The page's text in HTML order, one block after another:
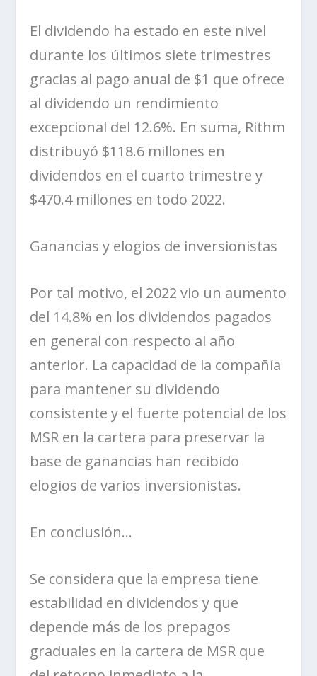
El dividendo ha estado en este nivel
durante los últimos siete trimestres
gracias al pago anual de $1 que ofrece
al dividendo un rendimiento
excepcional del 12.6%. En suma, Rithm
distribuyó $118.6 millones en
dividendos en el cuarto trimestre y
$470.4 millones en todo 2022.
Ganancias y elogios de inversionistas
Por tal motivo, el 2022 vio un aumento
del 14.8% en los dividendos pagados
en general con respecto al año
anterior. La capacidad de la compañía
para mantener su dividendo
consistente y el fuerte potencial de los
MSR en la cartera para preservar la
base de ganancias han recibido
elogios de varios inversionistas.
En conclusión…
Se considera que la empresa tiene
estabilidad en dividendos y que
depende más de los prepagos
graduales en la cartera de MSR que